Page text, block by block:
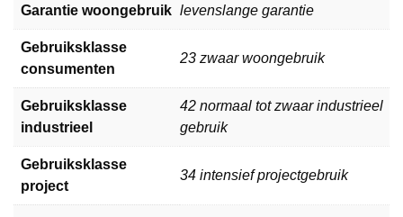
Garantie woongebruik levenslange garantie
Gebruiksklasse
consumenten
23 zwaar woongebruik
Gebruiksklasse
industrieel
42 normaal tot zwaar industrieel
gebruik
Gebruiksklasse
project
34 intensief projectgebruik